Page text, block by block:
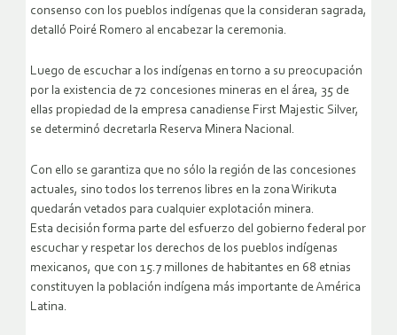
consenso con los pueblos indígenas que la consideran sagrada,
detalló Poiré Romero al encabezar la ceremonia.
Luego de escuchar a los indígenas en torno a su preocupación
por la existencia de 72 concesiones mineras en el área, 35 de
ellas propiedad de la empresa canadiense First Majestic Silver,
se determinó decretarla Reserva Minera Nacional.
Con ello se garantiza que no sólo la región de las concesiones
actuales, sino todos los terrenos libres en la zona Wirikuta
quedarán vetados para cualquier explotación minera.
Esta decisión forma parte del esfuerzo del gobierno federal por
escuchar y respetar los derechos de los pueblos indígenas
mexicanos, que con 15.7 millones de habitantes en 68 etnias
constituyen la población indígena más importante de América
Latina.